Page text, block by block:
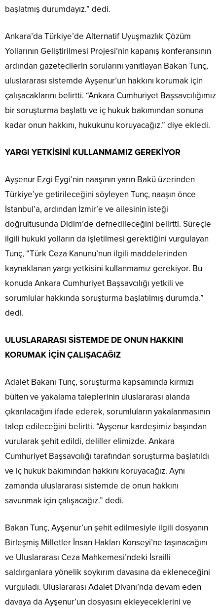
başlatmış durumdayız.” dedi.
Ankara’da Türkiye’de Alternatif Uyuşmazlık Çözüm
Yollarının Geliştirilmesi Projesi’nin kapanış konferansının
ardından gazetecilerin sorularını yanıtlayan Bakan Tunç,
uluslararası sistemde Ayşenur’un hakkını korumak için
çalışacaklarını belirtti. “Ankara Cumhuriyet Başsavcılığımız
bir soruşturma başlattı ve iç hukuk bakımından sonuna
kadar onun hakkını, hukukunu koruyacağız.” diye ekledi.
YARGI YETKİSİNİ KULLANMAMIZ GEREKİYOR
Ayşenur Ezgi Eygi’nin naaşının yarın Bakü üzerinden
Türkiye’ye getirileceğini söyleyen Tunç, naaşın önce
İstanbul’a, ardından İzmir’e ve ailesinin isteği
doğrultusunda Didim’de defnedileceğini belirtti. Süreçle
ilgili hukuki yolların da işletilmesi gerektiğini vurgulayan
Tunç, “Türk Ceza Kanunu’nun ilgili maddelerinden
kaynaklanan yargı yetkisini kullanmamız gerekiyor. Bu
konuda Ankara Cumhuriyet Başsavcılığı yetkili ve
sorumlular hakkında soruşturma başlatılmış durumda.”
dedi.
ULUSLARARASI SİSTEMDE DE ONUN HAKKINI
KORUMAK İÇİN ÇALIŞACAĞIZ
Adalet Bakanı Tunç, soruşturma kapsamında kırmızı
bülten ve yakalama taleplerinin uluslararası alanda
çıkarılacağını ifade ederek, sorumluların yakalanmasının
talep edileceğini belirtti. “Ayşenur kardeşimiz başından
vurularak şehit edildi, deliller elimizde. Ankara
Cumhuriyet Başsavcılığı tarafından soruşturma başlatıldı
ve iç hukuk bakımından hakkını koruyacağız. Aynı
zamanda uluslararası sistemde de onun hakkını
savunmak için çalışacağız.” dedi.
Bakan Tunç, Ayşenur’un şehit edilmesiyle ilgili dosyanın
Birleşmiş Milletler İnsan Hakları Konseyi’ne taşınacağını
ve Uluslararası Ceza Mahkemesi’ndeki İsrailli
saldırganlara yönelik soykırım davasına da ekleneceğini
vurguladı. Uluslararası Adalet Divanı’nda devam eden
davaya da Ayşenur’un dosyasını ekleyeceklerini ve